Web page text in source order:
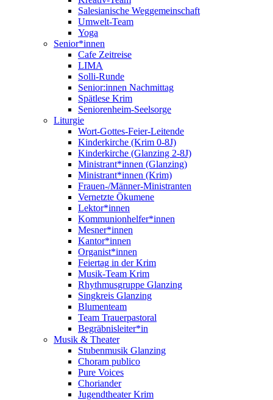
Salesianische Weggemeinschaft
Umwelt-Team
Yoga
Senior*innen
Cafe Zeitreise
LIMA
Solli-Runde
Senior:innen Nachmittag
Spätlese Krim
Seniorenheim-Seelsorge
Liturgie
Wort-Gottes-Feier-Leitende
Kinderkirche (Krim 0-8J)
Kinderkirche (Glanzing 2-8J)
Ministrant*innen (Glanzing)
Ministrant*innen (Krim)
Frauen-/Männer-Ministranten
Vernetzte Ökumene
Lektor*innen
Kommunionhelfer*innen
Mesner*innen
Kantor*innen
Organist*innen
Feiertag in der Krim
Musik-Team Krim
Rhythmusgruppe Glanzing
Singkreis Glanzing
Blumenteam
Team Trauerpastoral
Begräbnisleiter*in
Musik & Theater
Stubenmusik Glanzing
Choram publico
Pure Voices
Choriander
Jugendtheater Krim